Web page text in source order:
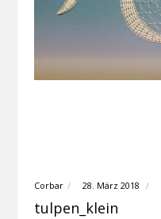
Corbar 28. März 2018
tulpen_klein